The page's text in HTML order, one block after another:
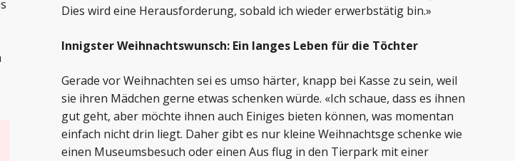
Dies wird eine Herausforderung, sobald ich wieder erwerbstätig bin.»
Innigster Weihnachtswunsch: Ein langes Leben für die Töchter
Gerade vor Weihnachten sei es umso härter, knapp bei Kasse zu sein, weil
sie ihren Mädchen gerne etwas schenken würde. «Ich schaue, dass es ihnen
gut geht, aber möchte ihnen auch Einiges bieten können, was momentan
einfach nicht drin liegt. Daher gibt es nur kleine Weihnachtsge schenke wie
einen Museumsbesuch oder einen Aus flug in den Tierpark mit einer